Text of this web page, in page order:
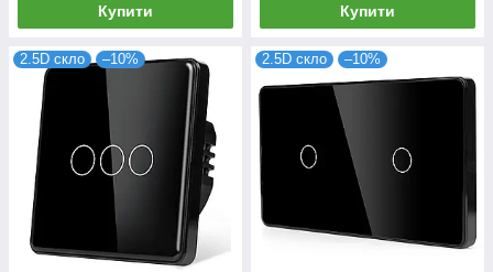
Купити Купити
2.5D скло –10% 2.5D скло –10%